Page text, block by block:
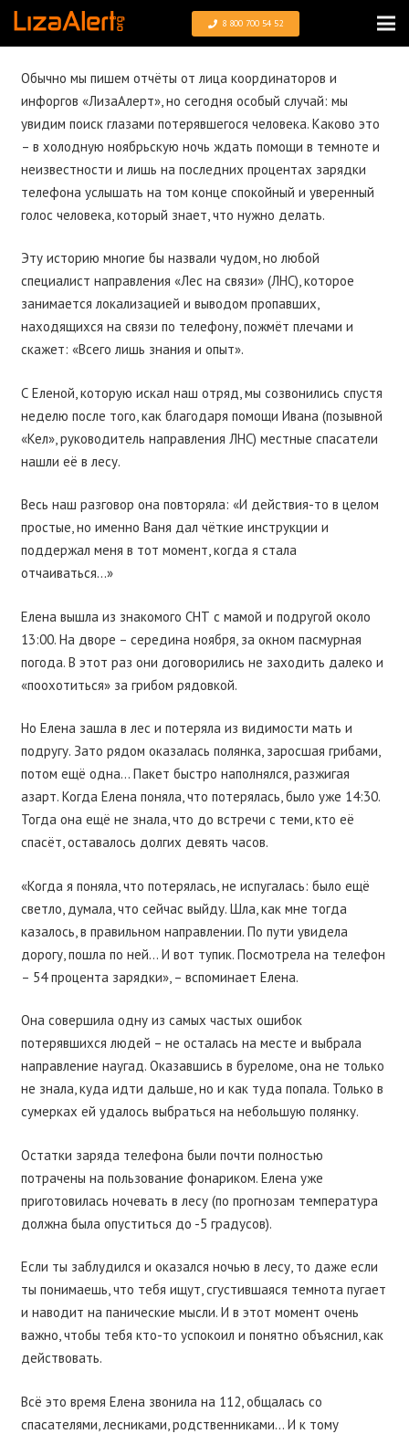
8 800 700 54 52
Обычно мы пишем отчёты от лица координаторов и
инфоргов «ЛизаАлерт», но сегодня особый случай: мы
увидим поиск глазами потерявшегося человека. Каково это
– в холодную ноябрьскую ночь ждать помощи в темноте и
неизвестности и лишь на последних процентах зарядки
телефона услышать на том конце спокойный и уверенный
голос человека, который знает, что нужно делать.
Эту историю многие бы назвали чудом, но любой
специалист направления «Лес на связи» (ЛНС), которое
занимается локализацией и выводом пропавших,
находящихся на связи по телефону, пожмёт плечами и
скажет: «Всего лишь знания и опыт».
С Еленой, которую искал наш отряд, мы созвонились спустя
неделю после того, как благодаря помощи Ивана (позывной
«Кел», руководитель направления ЛНС) местные спасатели
нашли её в лесу.
Весь наш разговор она повторяла: «И действия-то в целом
простые, но именно Ваня дал чёткие инструкции и
поддержал меня в тот момент, когда я стала
отчаиваться…»
Елена вышла из знакомого СНТ с мамой и подругой около
13:00. На дворе – середина ноября, за окном пасмурная
погода. В этот раз они договорились не заходить далеко и
«поохотиться» за грибом рядовкой.
Но Елена зашла в лес и потеряла из видимости мать и
подругу. Зато рядом оказалась полянка, заросшая грибами,
потом ещё одна… Пакет быстро наполнялся, разжигая
азарт. Когда Елена поняла, что потерялась, было уже 14:30.
Тогда она ещё не знала, что до встречи с теми, кто её
спасёт, оставалось долгих девять часов.
«Когда я поняла, что потерялась, не испугалась: было ещё
светло, думала, что сейчас выйду. Шла, как мне тогда
казалось, в правильном направлении. По пути увидела
дорогу, пошла по ней… И вот тупик. Посмотрела на телефон
– 54 процента зарядки», – вспоминает Елена.
Она совершила одну из самых частых ошибок
потерявшихся людей – не осталась на месте и выбрала
направление наугад. Оказавшись в буреломе, она не только
не знала, куда идти дальше, но и как туда попала. Только в
сумерках ей удалось выбраться на небольшую полянку.
Остатки заряда телефона были почти полностью
потрачены на пользование фонариком. Елена уже
приготовилась ночевать в лесу (по прогнозам температура
должна была опуститься до -5 градусов).
Если ты заблудился и оказался ночью в лесу, то даже если
ты понимаешь, что тебя ищут, сгустившаяся темнота пугает
и наводит на панические мысли. И в этот момент очень
важно, чтобы тебя кто-то успокоил и понятно объяснил, как
действовать.
Всё это время Елена звонила на 112, общалась со
спасателями, лесниками, родственниками… И к тому